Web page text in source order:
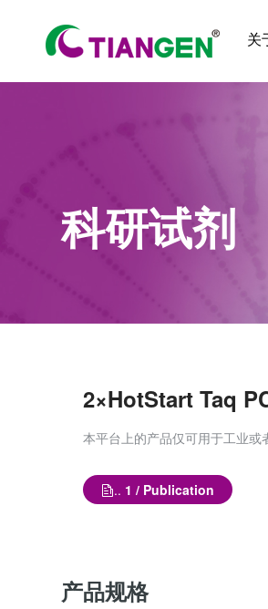
关
科研试剂
2×HotStart Taq
本平台上的产品仅可用于工业或
.. 1 / Publication
产品规格